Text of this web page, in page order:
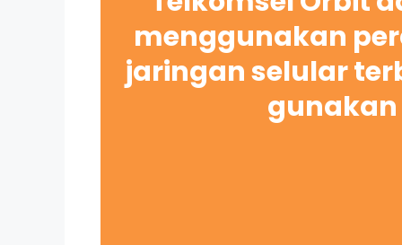
menggunakan
jaringan selular